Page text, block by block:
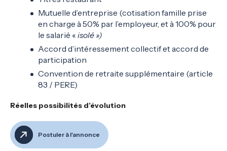
Mutuelle d’entreprise (cotisation famille prise
en charge à 50% par l’employeur, et à 100% pour
le salarié « isolé »)
Accord d’intéressement collectif et accord de
participation
Convention de retraite supplémentaire (article
83 / PERE)
Réelles possibilités d’évolution
Postuler à l'annonce